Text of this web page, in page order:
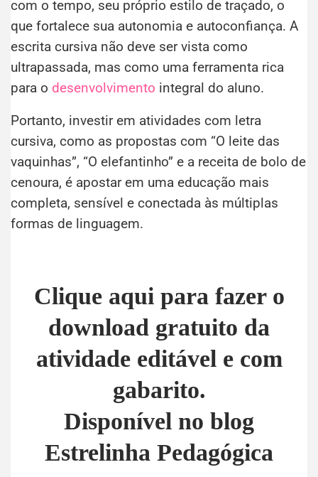
com o tempo, seu próprio estilo de traçado, o
que fortalece sua autonomia e autoconfiança. A
escrita cursiva não deve ser vista como
ultrapassada, mas como uma ferramenta rica
para o desenvolvimento integral do aluno.
Portanto, investir em atividades com letra
cursiva, como as propostas com “O leite das
vaquinhas”, “O elefantinho” e a receita de bolo de
cenoura, é apostar em uma educação mais
completa, sensível e conectada às múltiplas
formas de linguagem.
Clique aqui para fazer o
download gratuito da
atividade editável e com
gabarito.
Disponível no blog
Estrelinha Pedagógica